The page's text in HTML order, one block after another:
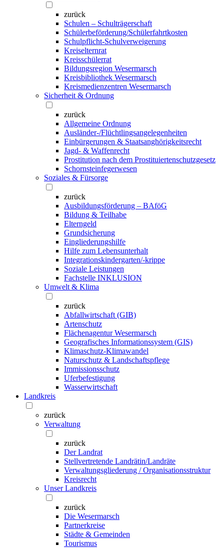
zurück
Schulen – Schulträgerschaft
Schülerbeförderung/Schülerfahrtkosten
Schulpflicht-Schulverweigerung
Kreiselternrat
Kreisschülerrat
Bildungsregion Wesermarsch
Kreisbibliothek Wesermarsch
Kreismedienzentren Wesermarsch
Sicherheit & Ordnung
zurück
Allgemeine Ordnung
Ausländer-/Flüchtlingsangelegenheiten
Einbürgerungen & Staatsanghörigkeitsrecht
Jagd- & Waffenrecht
Prostitution nach dem Prostituiertenschutzgesetz
Schornsteinfegerwesen
Soziales & Fürsorge
zurück
Ausbildungsförderung – BAföG
Bildung & Teilhabe
Elterngeld
Grundsicherung
Eingliederungshilfe
Hilfe zum Lebensunterhalt
Integrationskindergarten/-krippe
Soziale Leistungen
Fachstelle INKLUSION
Umwelt & Klima
zurück
Abfallwirtschaft (GIB)
Artenschutz
Flächenagentur Wesermarsch
Geografisches Informationssystem (GIS)
Klimaschutz-Klimawandel
Naturschutz & Landschaftspflege
Immissionsschutz
Uferbefestigung
Wasserwirtschaft
Landkreis
zurück
Verwaltung
zurück
Der Landrat
Stellvertretende Landrätin/Landräte
Verwaltungsgliederung / Organisationsstruktur
Kreisrecht
Unser Landkreis
zurück
Die Wesermarsch
Partnerkreise
Städte & Gemeinden
Tourismus